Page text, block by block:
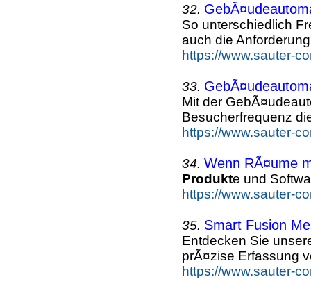
32.
So unterschiedlich
auch die
https://www.sauter-
33.
Mit der
Besucherfrequenz
https://www.sauter-
34. Wenn RÃ¤ume
Produkte und
https://www.sauter-
35. Smart Fusion
Entdecken Sie
prÃ¤zise Erfassung
https://www.sauter-